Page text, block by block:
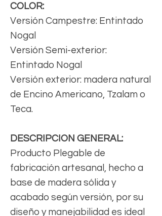
COLOR:
Versión Campestre: Entintado
Nogal
Versión Semi-exterior:
Entintado Nogal
Versión exterior: madera natural
de Encino Americano, Tzalam o
Teca.
DESCRIPCION GENERAL:
Producto Plegable de
fabricación artesanal, hecho a
base de madera sólida y
acabado según versión, por su
diseño y manejabilidad es ideal